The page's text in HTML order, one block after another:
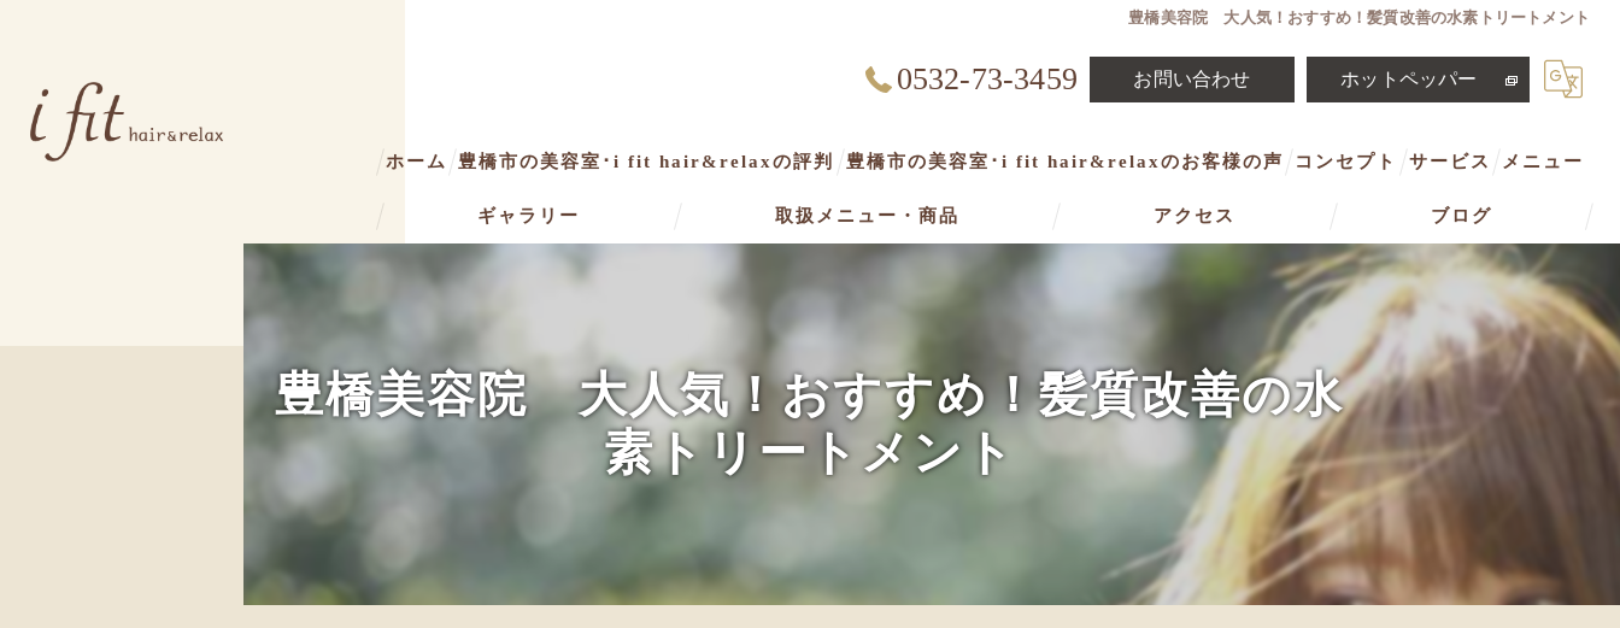
豊橋美容院 大人気！おすすめ！髪質改善の水素トリートメント
0532-73-3459 お問い合わせ ホットペッパー
ホーム 豊橋市の美容室･i fit hair&relaxの評判 豊橋市の美容室･i fit hair&relaxのお客様の声 コンセプト
豊橋市の美容室･i fit hair&relaxの口コミ情報
サービス メニュー
ギャラリー 取扱メニュー・商品 アクセス
アイフィットヘアアンドリラックス
ブログ
豊橋美容院 大人気！おすすめ！髪質改善の水
素トリートメント